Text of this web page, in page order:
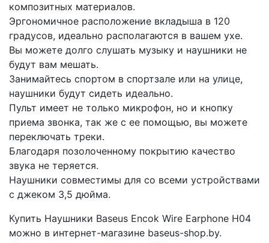
композитных материалов.
Эргономичное расположение вкладыша в 120
градусов, идеально располагаются в вашем ухе.
Вы можете долго слушать музыку и наушники не
будут вам мешать.
Занимайтесь спортом в спортзале или на улице,
наушники будут сидеть идеально.
Пульт имеет не только микрофон, но и кнопку
приема звонка, так же с ее помощью, вы можете
переключать треки.
Благодаря позолоченному покрытию качество
звука не теряется.
Наушники совместимы для со всеми устройствами
с джеком 3,5 дюйма.
Купить Наушники Baseus Encok Wire Earphone H04
можно в интернет-магазине baseus-shop.by.